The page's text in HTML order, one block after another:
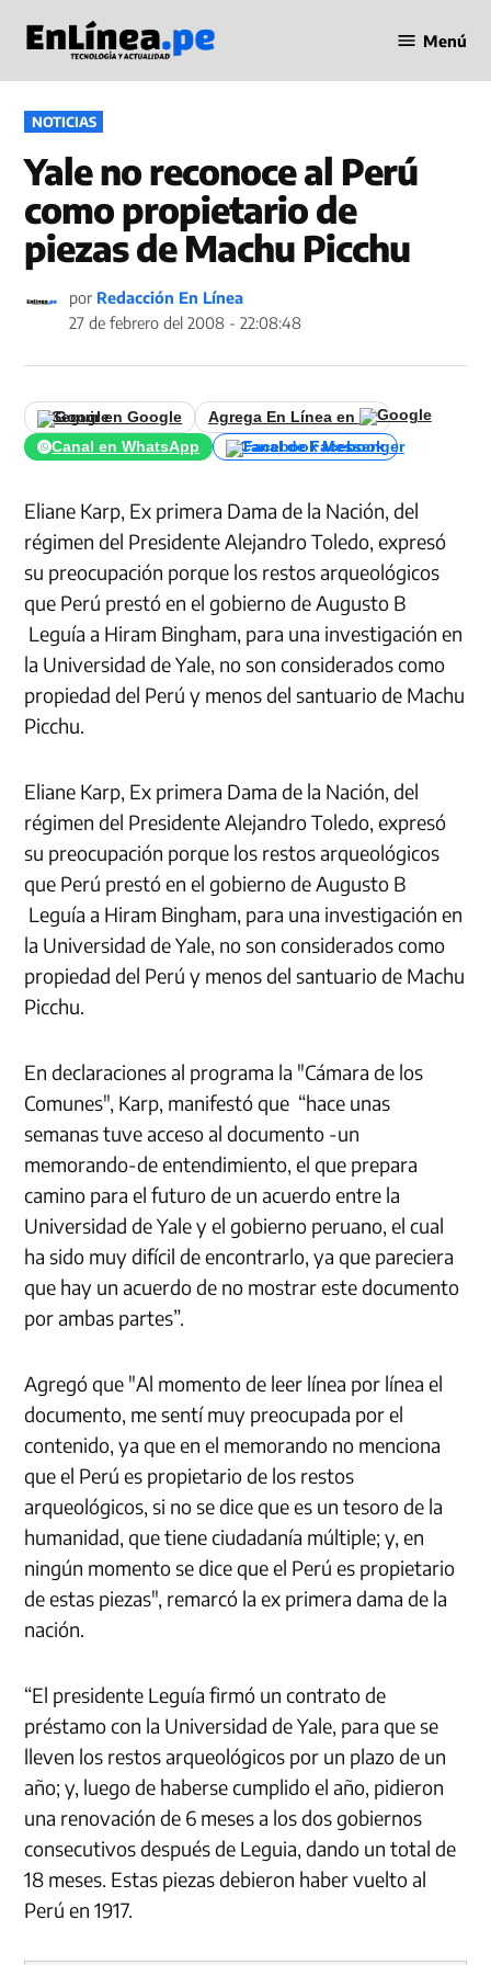
contenido
en Línea
Menú
PUBLICADO
EN
NOTICIAS
Yale no reconoce al Perú
como propietario de
piezas de Machu Picchu
por Redacción En Línea
27 de febrero del 2008 - 22:08:48
Seguir en Google
Agrega En Línea en
Canal en WhatsApp
Canal de Facebook
Eliane Karp, Ex primera Dama de la Nación, del
régimen del Presidente Alejandro Toledo, expresó
su preocupación porque los restos arqueológicos
que Perú prestó en el gobierno de Augusto B
Leguía a Hiram Bingham, para una investigación en
la Universidad de Yale, no son considerados como
propiedad del Perú y menos del santuario de Machu
Picchu.
Eliane Karp, Ex primera Dama de la Nación, del
régimen del Presidente Alejandro Toledo, expresó
su preocupación porque los restos arqueológicos
que Perú prestó en el gobierno de Augusto B
Leguía a Hiram Bingham, para una investigación en
la Universidad de Yale, no son considerados como
propiedad del Perú y menos del santuario de Machu
Picchu.
En declaraciones al programa la "Cámara de los
Comunes", Karp, manifestó que “hace unas
semanas tuve acceso al documento -un
memorando-de entendimiento, el que prepara
camino para el futuro de un acuerdo entre la
Universidad de Yale y el gobierno peruano, el cual
ha sido muy difícil de encontrarlo, ya que pareciera
que hay un acuerdo de no mostrar este documento
por ambas partes”.
Agregó que "Al momento de leer línea por línea el
documento, me sentí muy preocupada por el
contenido, ya que en el memorando no menciona
que el Perú es propietario de los restos
arqueológicos, si no se dice que es un tesoro de la
humanidad, que tiene ciudadanía múltiple; y, en
ningún momento se dice que el Perú es propietario
de estas piezas", remarcó la ex primera dama de la
nación.
“El presidente Leguía firmó un contrato de
préstamo con la Universidad de Yale, para que se
lleven los restos arqueológicos por un plazo de un
año; y, luego de haberse cumplido el año, pidieron
una renovación de 6 meses a los dos gobiernos
consecutivos después de Leguia, dando un total de
18 meses. Estas piezas debieron haber vuelto al
Perú en 1917.